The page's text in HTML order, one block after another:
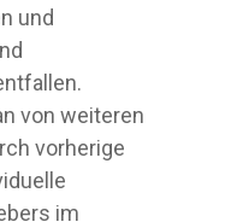
und
von weiteren
vorherige
im